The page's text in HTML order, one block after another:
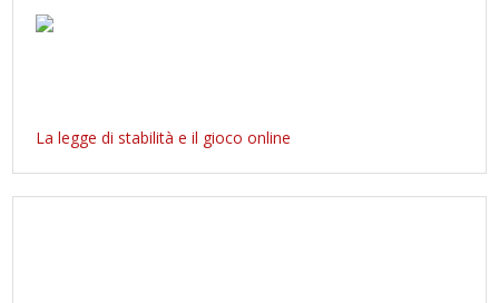
La legge di stabilità e il gioco online